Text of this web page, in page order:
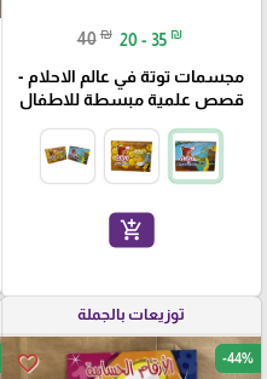
40 ₪ 20 - 35 ₪
مجسمات توتة في عالم الاحلام -
قصص علمية مبسطة للاطفال
add_shopping_cart
توزيعات بالجملة
favorite_border -44%